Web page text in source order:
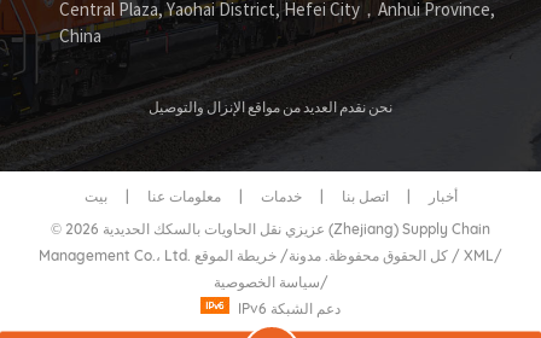
Central Plaza, Yaohai District, Hefei City，Anhui Province,
China
نحن نقدم العديد من مواقع الإنزال والتوصيل
بيت | معلومات عنا | خدمات | اتصل بنا |
أخبار
© 2026 عزيزي نقل الحاويات بالسكك الحديدية (Zhejiang) Supply Chain
Management Co.، Ltd. كل الحقوق محفوظة. مدونة/ / XML /
سياسة الخصوصية/
IPv6 دعم الشبكة